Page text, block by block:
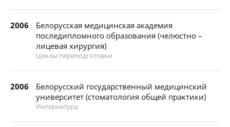
2006
Белорусская медицинская академия
последипломного образования (челюстно –
лицевая хирургия)
Циклы переподготовки
2006
Белорусский государственный медицинский
университет (стоматология общей практики)
Интернатура